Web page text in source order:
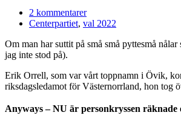
2 kommentarer
Centerpartiet, val 2022
Om man har suttit på små små pyttesmå
jag inte stod på).
Erik Orrell, som var vårt toppnamn i Övik,
riksdagsledamot för Västernorrland, hon tog
Anyways – NU är personkryssen